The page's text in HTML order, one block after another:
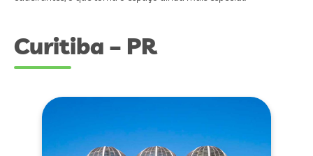
Curitiba – PR